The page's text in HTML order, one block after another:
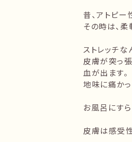
昔、アトピ
その時は、柔
ストレッチな
皮膚が突っ
血が出ます。
地味に痛かっ
お風呂にす
皮膚は感受